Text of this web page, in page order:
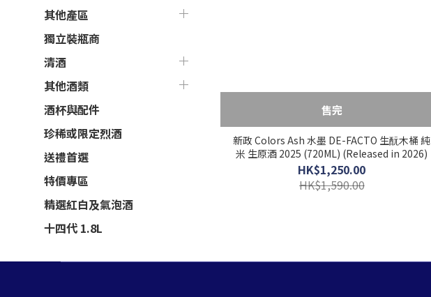
其他產區
獨立裝瓶商
清酒
其他酒類
酒杯與配件
珍稀或限定烈酒
送禮首選
特價專區
精選紅白及氣泡酒
十四代 1.8L
售完
新政 Colors Ash 水墨 DE-FACTO 生酛木桶 純
米 生原酒 2025 (720ML) (Released in 2026)
HK$1,250.00
HK$1,590.00